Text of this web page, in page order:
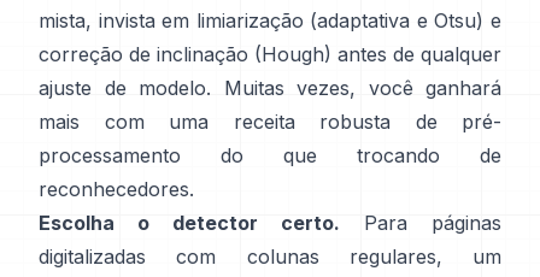
mista, invista em limiarização (adaptativa e Otsu) e
correção de inclinação (Hough) antes de qualquer
ajuste de modelo. Muitas vezes, você ganhará
mais com uma receita robusta de pré-
processamento do que trocando de
reconhecedores.
Escolha o detector certo. Para páginas
digitalizadas com colunas regulares, um